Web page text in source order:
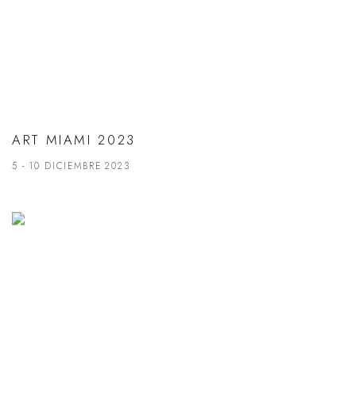
ART MIAMI 2023
5 - 10 DICIEMBRE 2023